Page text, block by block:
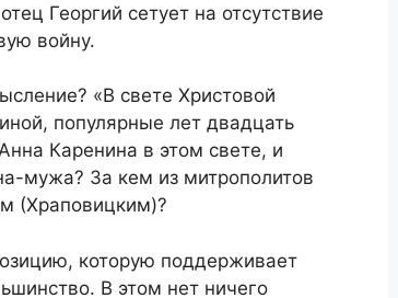
Георгий сетует на отсутствие
войну.
«В свете Христовой
популярные лет двадцать
Каренина в этом свете, и
мужа? За кем из митрополитов
(Храповицким)?
которую поддерживает
В этом нет ничего